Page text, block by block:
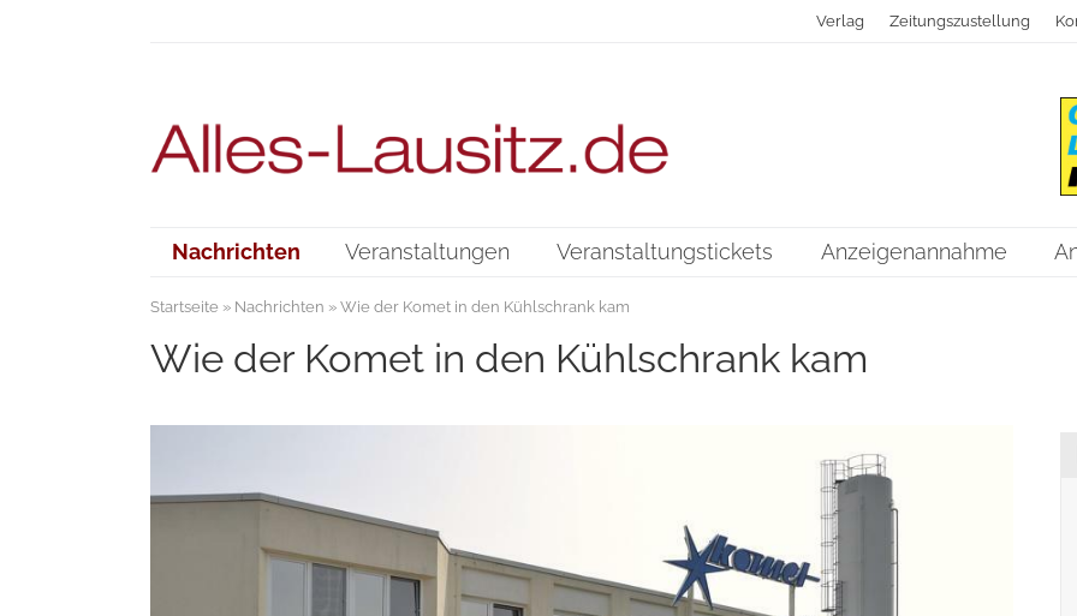
Verlag Zeitungszustellung
Nachrichten Veranstaltungen Veranstaltungstickets Anzeigenannahme
Startseite» Nachrichten » Wie der Komet in den Kühlschrank kam
Wie der Komet in den Kühlschrank kam